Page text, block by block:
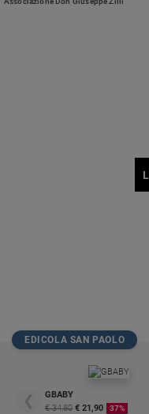
EDICOLA SAN PAOLO
❮
GBABY
€ 34,80 € 21,90 37%